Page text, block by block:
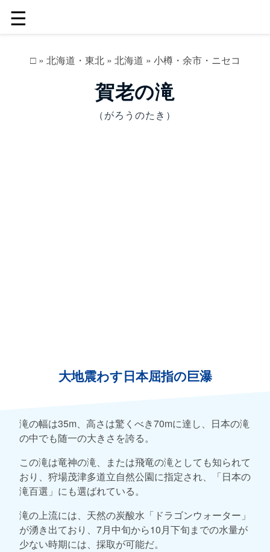
☰
□» 北海道・東北» 北海道 » 小樽・余市・ニセコ
賀老の滝
（がろうのたき）
大地震わす日本屈指の巨瀑
滝の幅は35m、高さは驚くべき70mに達し、日本の滝
の中でも随一の大きさを誇る。
この滝は竜神の滝、または飛竜の滝としても知られて
おり、狩場茂津多道立自然公園に指定され、「日本の
滝百選」にも選ばれている。
滝の上流には、天然の炭酸水「ドラゴンウォーター」
が湧き出ており、7月中旬から10月下旬までの水量が
少ない時期には、採取が可能だ。